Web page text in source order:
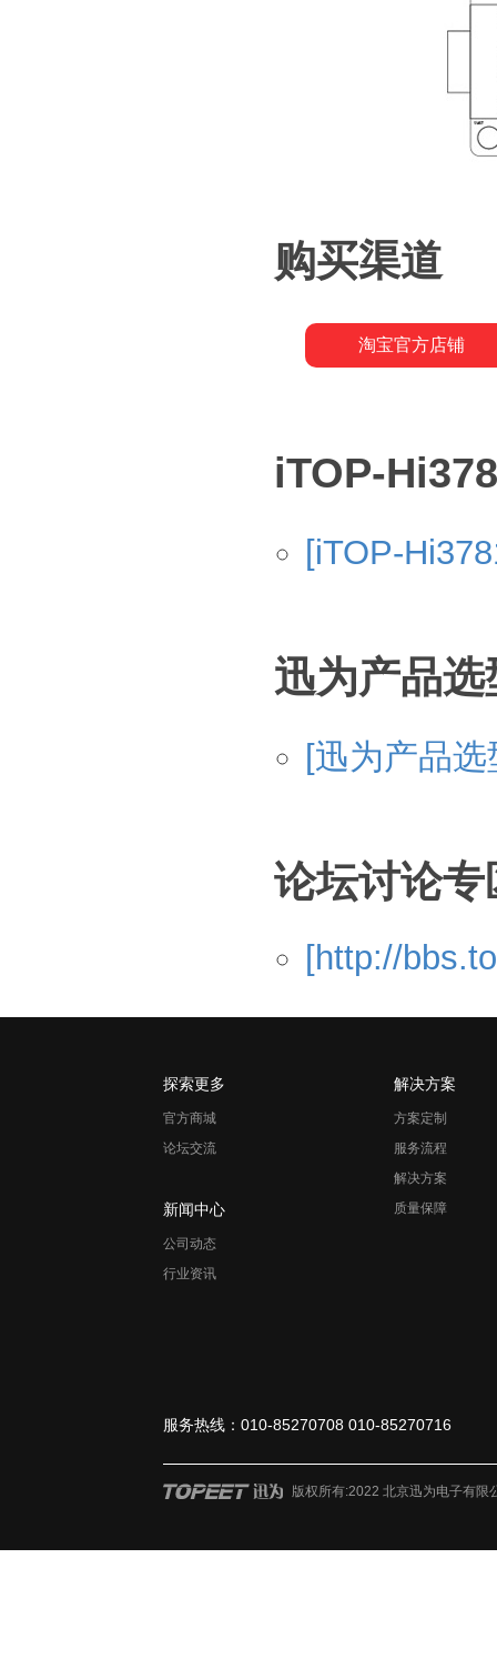
购买渠道
淘宝官方店铺
iTOP-
[iTOP-
迅为产品选
[迅为产品
论坛讨论专
[http://
探索更多
官方商城
论坛交流
新闻中心
公司动态
行业资讯
解决方案
方案定制
服务流程
解决方案
质量保障
服务热线：010-85270708 010-85270716
版权所有:2022 北京迅为电子有